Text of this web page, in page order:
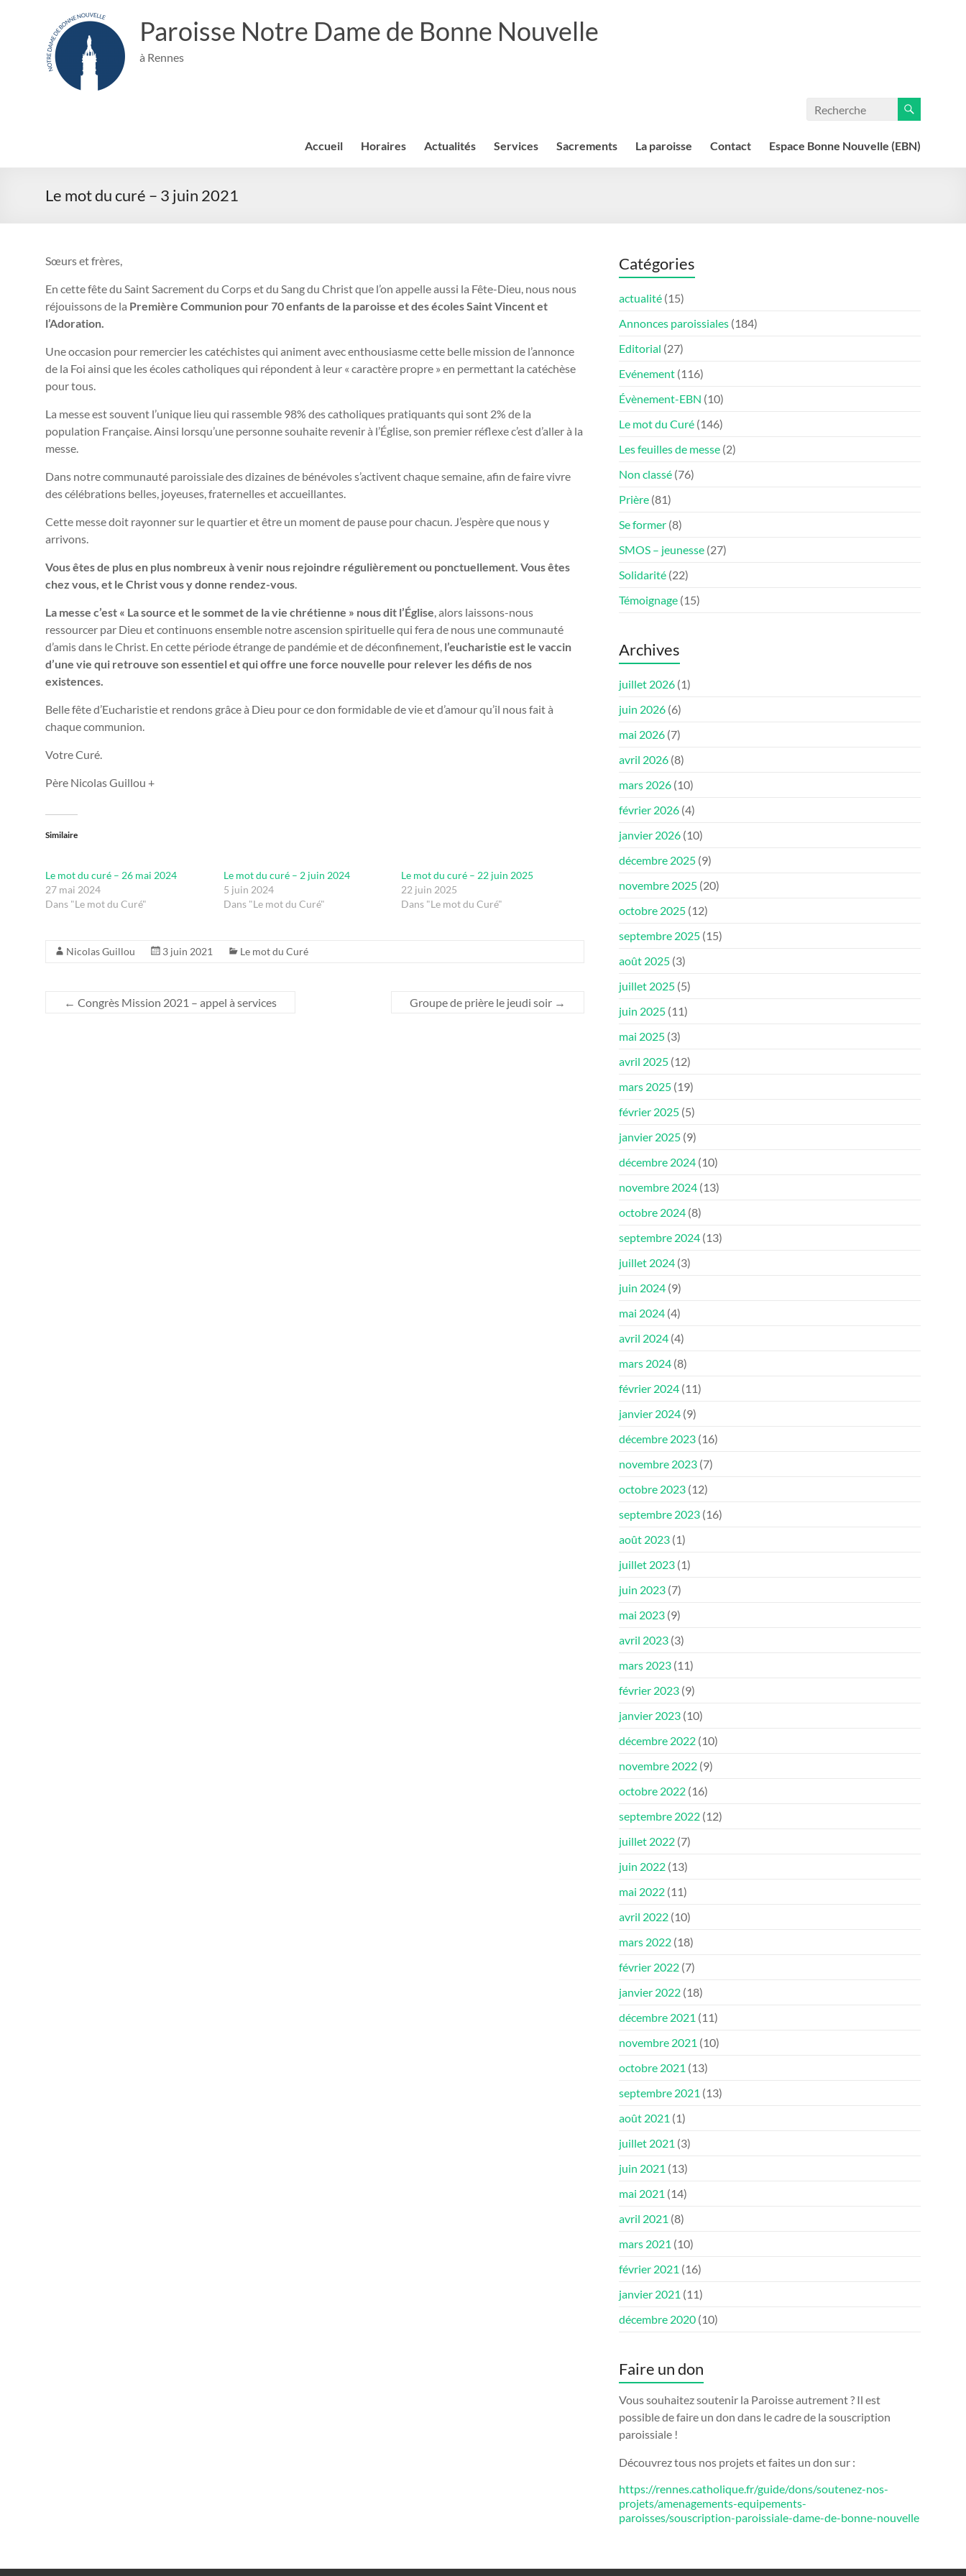
Paroisse Notre Dame de Bonne Nouvelle
à Rennes
Accueil Horaires Actualités Services Sacrements La paroisse Contact Espace Bonne Nouvelle (EBN)
Le mot du curé – 3 juin 2021
Sœurs et frères,
En cette fête du Saint Sacrement du Corps et du Sang du Christ que l’on appelle aussi la Fête-Dieu, nous nous
réjouissons de la Première Communion pour 70 enfants de la paroisse et des écoles Saint Vincent et
l’Adoration.
Une occasion pour remercier les catéchistes qui animent avec enthousiasme cette belle mission de l’annonce
de la Foi ainsi que les écoles catholiques qui répondent à leur « caractère propre » en permettant la catéchèse
pour tous.
La messe est souvent l’unique lieu qui rassemble 98% des catholiques pratiquants qui sont 2% de la
population Française. Ainsi lorsqu’une personne souhaite revenir à l’Église, son premier réflexe c’est d’aller à la
messe.
Dans notre communauté paroissiale des dizaines de bénévoles s’activent chaque semaine, afin de faire vivre
des célébrations belles, joyeuses, fraternelles et accueillantes.
Cette messe doit rayonner sur le quartier et être un moment de pause pour chacun. J’espère que nous y
arrivons.
Vous êtes de plus en plus nombreux à venir nous rejoindre régulièrement ou ponctuellement. Vous êtes
chez vous, et le Christ vous y donne rendez-vous.
La messe c’est « La source et le sommet de la vie chrétienne » nous dit l’Église, alors laissons-nous
ressourcer par Dieu et continuons ensemble notre ascension spirituelle qui fera de nous une communauté
d’amis dans le Christ. En cette période étrange de pandémie et de déconfinement, l’eucharistie est le vaccin
d’une vie qui retrouve son essentielet qui offre une force nouvelle pour relever les défis de nos
existences.
Belle fête d’Eucharistie et rendons grâce à Dieu pour ce don formidable de vie et d’amour qu’il nous fait à
chaque communion.
Votre Curé.
Père Nicolas Guillou +
Similaire
Le mot du curé – 26 mai 2024
27 mai 2024
Dans "Le mot du Curé"
Le mot du curé – 2 juin 2024
5 juin 2024
Dans "Le mot du Curé"
Le mot du curé – 22 juin 2025
22 juin 2025
Dans "Le mot du Curé"
Nicolas Guillou 3 juin 2021 Le mot du Curé
← Congrès Mission 2021 – appel à services Groupe de prière le jeudi soir →
Catégories
actualité (15)
Annonces paroissiales (184)
Editorial (27)
Evénement (116)
Évènement-EBN (10)
Le mot du Curé (146)
Les feuilles de messe (2)
Non classé (76)
Prière (81)
Se former (8)
SMOS – jeunesse (27)
Solidarité (22)
Témoignage (15)
Archives
juillet 2026 (1)
juin 2026 (6)
mai 2026 (7)
avril 2026 (8)
mars 2026 (10)
février 2026 (4)
janvier 2026 (10)
décembre 2025 (9)
novembre 2025 (20)
octobre 2025 (12)
septembre 2025 (15)
août 2025 (3)
juillet 2025 (5)
juin 2025 (11)
mai 2025 (3)
avril 2025 (12)
mars 2025 (19)
février 2025 (5)
janvier 2025 (9)
décembre 2024 (10)
novembre 2024 (13)
octobre 2024 (8)
septembre 2024 (13)
juillet 2024 (3)
juin 2024 (9)
mai 2024 (4)
avril 2024 (4)
mars 2024 (8)
février 2024 (11)
janvier 2024 (9)
décembre 2023 (16)
novembre 2023 (7)
octobre 2023 (12)
septembre 2023 (16)
août 2023 (1)
juillet 2023 (1)
juin 2023 (7)
mai 2023 (9)
avril 2023 (3)
mars 2023 (11)
février 2023 (9)
janvier 2023 (10)
décembre 2022 (10)
novembre 2022 (9)
octobre 2022 (16)
septembre 2022 (12)
juillet 2022 (7)
juin 2022 (13)
mai 2022 (11)
avril 2022 (10)
mars 2022 (18)
février 2022 (7)
janvier 2022 (18)
décembre 2021 (11)
novembre 2021 (10)
octobre 2021 (13)
septembre 2021 (13)
août 2021 (1)
juillet 2021 (3)
juin 2021 (13)
mai 2021 (14)
avril 2021 (8)
mars 2021 (10)
février 2021 (16)
janvier 2021 (11)
décembre 2020 (10)
Faire un don
Vous souhaitez soutenir la Paroisse autrement ? Il est
possible de faire un don dans le cadre de la souscription
paroissiale !
Découvrez tous nos projets et faites un don sur :
https://rennes.catholique.fr/guide/dons/soutenez-nos-
projets/amenagements-equipements-
paroisses/souscription-paroissiale-dame-de-bonne-nouvelle